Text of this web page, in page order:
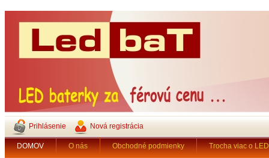
Prihlásenie Nová registrácia
DOMOV O nás Obchodné podmienky Trocha viac o